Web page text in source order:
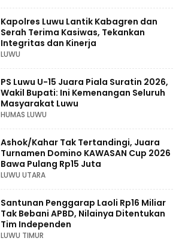
Kapolres Luwu Lantik Kabagren dan
Serah Terima Kasiwas, Tekankan
Integritas dan Kinerja
LUWU
PS Luwu U-15 Juara Piala Suratin 2026,
Wakil Bupati: Ini Kemenangan Seluruh
Masyarakat Luwu
HUMAS LUWU
Ashok/Kahar Tak Tertandingi, Juara
Turnamen Domino KAWASAN Cup 2026
Bawa Pulang Rp15 Juta
LUWU UTARA
Santunan Penggarap Laoli Rp16 Miliar
Tak Bebani APBD, Nilainya Ditentukan
Tim Independen
LUWU TIMUR